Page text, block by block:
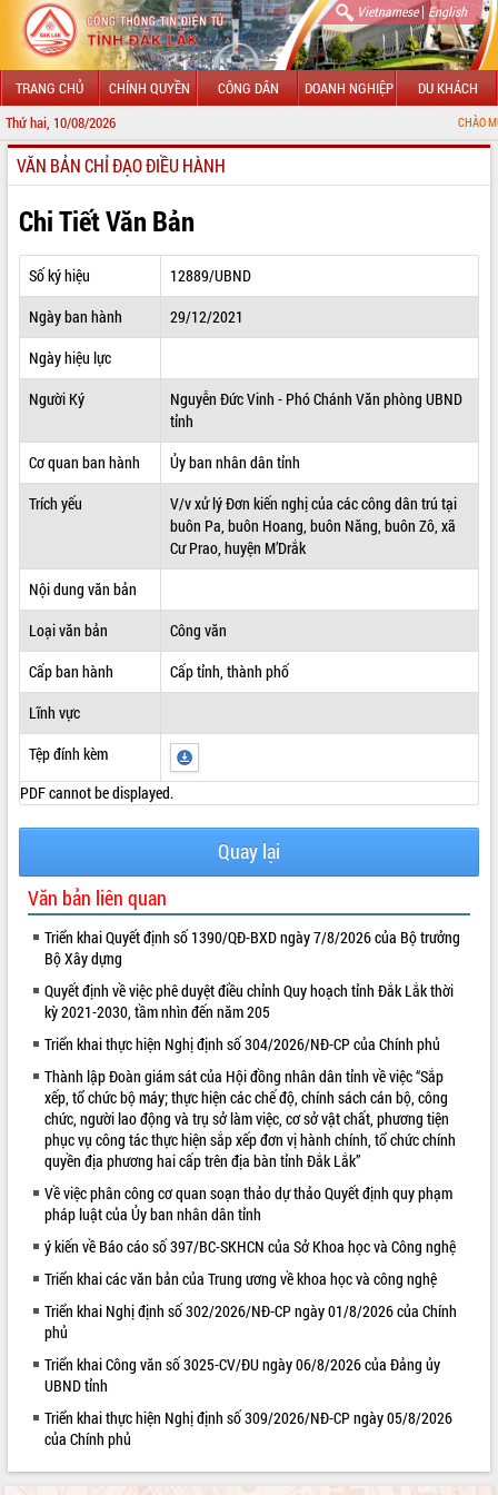
Vietnamese| English
TRANG CHỦ CHÍNH QUYỀN CÔNG DÂN DOANH NGHIỆP DU KHÁCH
Thứ hai, 10/08/2026 CHÀO MỪNG ĐẾN
GIỚI THIỆU
LÃNH ĐẠO UBND TỈNH
TIN TỨC SỰ KIỆN
SỞ, BAN, NGÀNH
THÔNG TIN CHỈ ĐẠO ĐIỀU HÀNH
VĂN BẢN HĐND TỈNH
QUY HOẠCH - KẾ HOẠCH
Trailer Lễ hội Sầu riêng Đắk Lắk năm
2026
Khám bệnh, cấp phát thuốc miễn phí
và tặng quà người dân xã Cư Pui
Hội nghị UBND tỉnh Đắk Lắk thường kỳ
tháng 7/2026
Lễ truy tặng danh hiệu “Bà Mẹ Việt
Nam Anh hùng” và trao Huân chương
Lao động
UBND tỉnh Đắk Lắk triển khai nhiệm
ALBUM ẢNH
VĂN BẢN CHỈ ĐẠO ĐIỀU HÀNH
Chi Tiết Văn Bản
Số ký hiệu
12889/UBND
Ngày ban hành
29/12/2021
Ngày hiệu lực
Người Ký
Nguyễn Đức Vinh - Phó Chánh Văn phòng UBND
tỉnh
Cơ quan ban hành
Ủy ban nhân dân tỉnh
Trích yếu
V/v xử lý Đơn kiến nghị của các công dân trú tại
buôn Pa, buôn Hoang, buôn Năng, buôn Zô, xã
Cư Prao, huyện M’Drắk
Nội dung văn bản
Loại văn bản
Công văn
Cấp ban hành
Cấp tỉnh, thành phố
Lĩnh vực
Tệp đính kèm
PDF cannot be displayed.
Quay lại
Văn bản liên quan
Triển khai Quyết định số 1390/QĐ-BXD ngày 7/8/2026 của Bộ trưởng
Bộ Xây dựng
Quyết định về việc phê duyệt điều chỉnh Quy hoạch tỉnh Đắk Lắk thời
kỳ 2021-2030, tầm nhìn đến năm 205
Triển khai thực hiện Nghị định số 304/2026/NĐ-CP của Chính phủ
Thành lập Đoàn giám sát của Hội đồng nhân dân tỉnh về việc “Sắp
xếp, tổ chức bộ máy; thực hiện các chế độ, chính sách cán bộ, công
chức, người lao động và trụ sở làm việc, cơ sở vật chất, phương tiện
phục vụ công tác thực hiện sắp xếp đơn vị hành chính, tổ chức chính
quyền địa phương hai cấp trên địa bàn tỉnh Đắk Lắk”
Về việc phân công cơ quan soạn thảo dự thảo Quyết định quy phạm
pháp luật của Ủy ban nhân dân tỉnh
ý kiến về Báo cáo số 397/BC-SKHCN của Sở Khoa học và Công nghệ
Triển khai các văn bản của Trung ương về khoa học và công nghệ
Triển khai Nghị định số 302/2026/NĐ-CP ngày 01/8/2026 của Chính
phủ
Triển khai Công văn số 3025-CV/ĐU ngày 06/8/2026 của Đảng ủy
UBND tỉnh
Triển khai thực hiện Nghị định số 309/2026/NĐ-CP ngày 05/8/2026
của Chính phủ